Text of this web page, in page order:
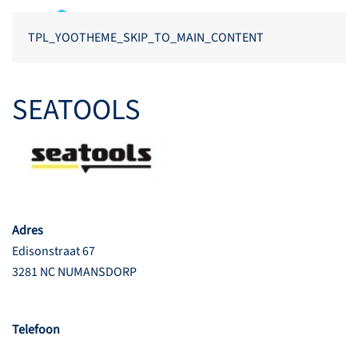
TPL_YOOTHEME_SKIP_TO_MAIN_CONTENT
SEATOOLS
Adres
Edisonstraat 67
3281 NC NUMANSDORP
Telefoon